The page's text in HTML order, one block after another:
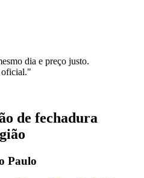
dia e preço justo.
oficial."
de fechadura
Paulo